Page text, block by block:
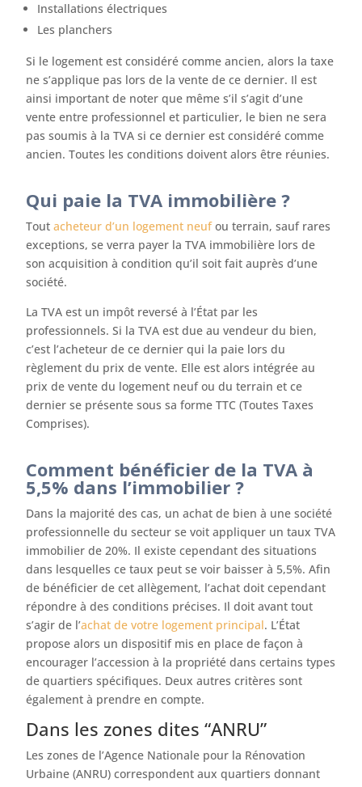
Installations électriques
Les planchers
Si le logement est considéré comme ancien, alors la taxe
ne s’applique pas lors de la vente de ce dernier. Il est
ainsi important de noter que même s’il s’agit d’une
vente entre professionnel et particulier, le bien ne sera
pas soumis à la TVA si ce dernier est considéré comme
ancien. Toutes les conditions doivent alors être réunies.
Qui paie la TVA immobilière ?
Toutacheteur d’un logement neufou terrain, sauf rares
exceptions, se verra payer la TVA immobilière lors de
son acquisition à condition qu’il soit fait auprès d’une
société.
La TVA est un impôt reversé à l’État par les
professionnels. Si la TVA est due au vendeur du bien,
c’est l’acheteur de ce dernier qui la paie lors du
règlement du prix de vente. Elle est alors intégrée au
prix de vente du logement neuf ou du terrain et ce
dernier se présente sous sa forme TTC (Toutes Taxes
Comprises).
Comment bénéficier de la TVA à
5,5% dans l’immobilier ?
Dans la majorité des cas, un achat de bien à une société
professionnelle du secteur se voit appliquer un taux TVA
immobilier de 20%. Il existe cependant des situations
dans lesquelles ce taux peut se voir baisser à 5,5%. Afin
de bénéficier de cet allègement, l’achat doit cependant
répondre à des conditions précises. Il doit avant tout
s’agir de l’achat de votre logement principal. L’État
propose alors un dispositif mis en place de façon à
encourager l’accession à la propriété dans certains types
de quartiers spécifiques. Deux autres critères sont
également à prendre en compte.
Dans les zones dites “ANRU”
Les zones de l’Agence Nationale pour la Rénovation
Urbaine (ANRU) correspondent aux quartiers donnant